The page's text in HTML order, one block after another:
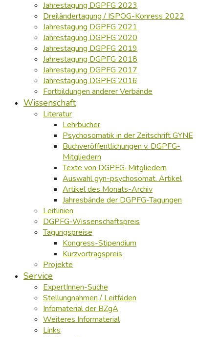
Jahrestagung DGPFG 2023
Dreiländertagung / ISPOG-Konress 2022
Jahrestagung DGPFG 2021
Jahrestagung DGPFG 2020
Jahrestagung DGPFG 2019
Jahrestagung DGPFG 2018
Jahrestagung DGPFG 2017
Jahrestagung DGPFG 2016
Fortbildungen anderer Verbände
Wissenschaft
Literatur
Lehrbücher
Psychosomatik in der Zeitschrift GYNE
Buchveröffentlichungen v. DGPFG-
Mitgliedern
Texte von DGPFG-Mitgliedern
Auswahl gyn-psychosomat. Artikel
Artikel des Monats-Archiv
Jahresbände der DGPFG-Tagungen
Leitlinien
DGPFG-Wissenschaftspreis
Tagungspreise
Kongress-Stipendium
Kurzvortragspreis
Projekte
Service
ExpertInnen-Suche
Stellungnahmen / Leitfäden
Infomaterial der BZgA
Weiteres Informaterial
Links